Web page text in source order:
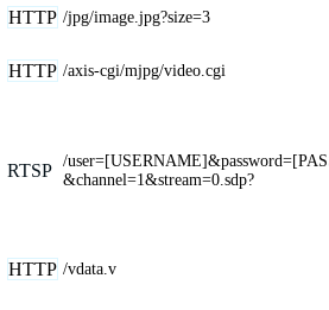
HTTP /jpg/image.jpg?size=3
HTTP /axis-cgi/mjpg/video.cgi
RTSP /
&channel=1&stream=0.sdp?
HTTP /vdata.v